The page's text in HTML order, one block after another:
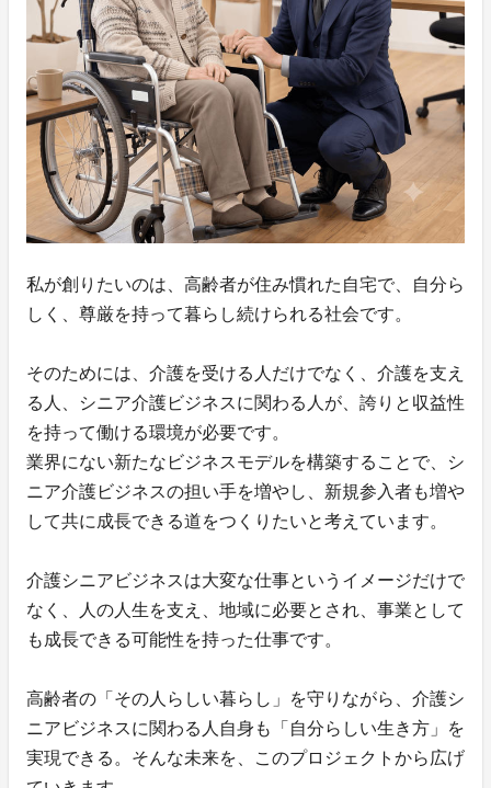
私が創りたいのは、高齢者が住み慣れた自宅で、自分ら
しく、尊厳を持って暮らし続けられる社会です。
そのためには、介護を受ける人だけでなく、介護を支え
る人、シニア介護ビジネスに関わる人が、誇りと収益性
を持って働ける環境が必要です。
業界にない新たなビジネスモデルを構築することで、シ
ニア介護ビジネスの担い手を増やし、新規参入者も増や
して共に成長できる道をつくりたいと考えています。
介護シニアビジネスは大変な仕事というイメージだけで
なく、人の人生を支え、地域に必要とされ、事業として
も成長できる可能性を持った仕事です。
高齢者の「その人らしい暮らし」を守りながら、介護シ
ニアビジネスに関わる人自身も「自分らしい生き方」を
実現できる。そんな未来を、このプロジェクトから広げ